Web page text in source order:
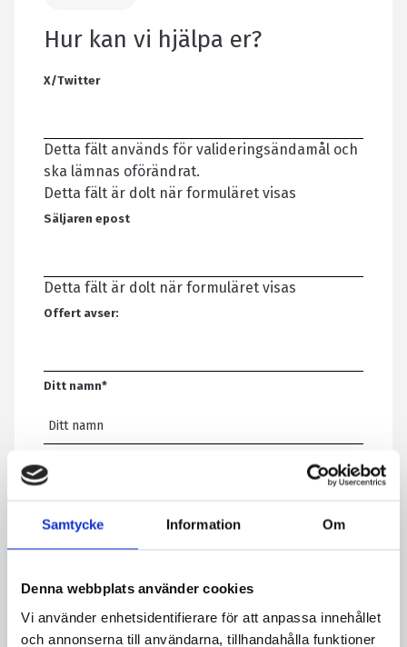
Samtycke Information Om
Denna webbplats använder cookies
Vi använder enhetsidentifierare för att anpassa innehållet
och annonserna till användarna, tillhandahålla funktioner
Hur kan vi hjälpa er?
X/Twitter
Detta fält används för valideringsändamål och
ska lämnas oförändrat.
Detta fält är dolt när formuläret visas
Säljaren epost
Detta fält är dolt när formuläret visas
Offert avser:
Ditt namn*
Telefon